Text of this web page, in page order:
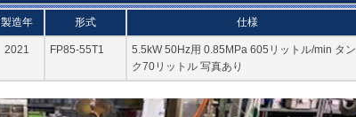
製造年 形式 仕様
2021 FP85-55T1
5.5kW 50Hz用 0.85MPa 605リットル/min タン
ク70リットル 写真あり